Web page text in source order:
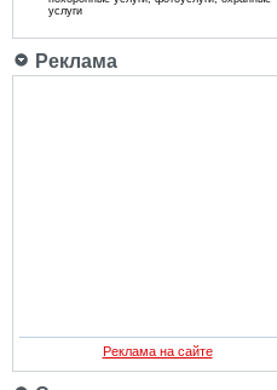
услуги
Реклама
Реклама на сайте